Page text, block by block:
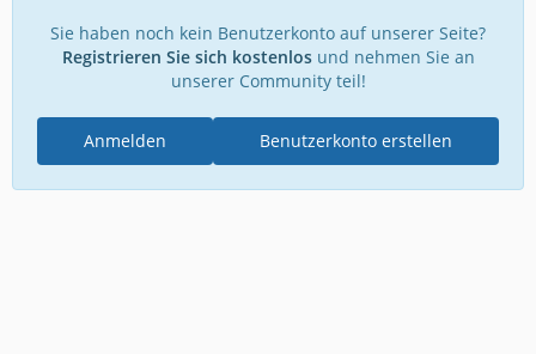
Sie haben noch kein Benutzerkonto auf unserer Seite?
Registrieren Sie sich kostenlosund nehmen Sie an
unserer Community teil!
Benutzerkonto erstellen
Anmelden